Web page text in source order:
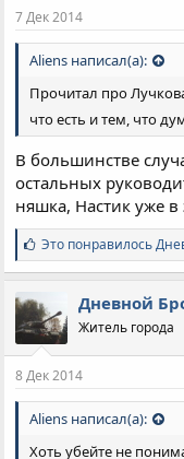
:
7 Дек 2014
Aliens написал(а):
Прочитал про
что есть и тем, что
В большинстве
остальных
няшка, Настик уже в
С
и
м
а
т
и
:
Это понравилось
Дневной
Житель города
8 Дек 2014
Aliens написал(а):
Хоть убейте не